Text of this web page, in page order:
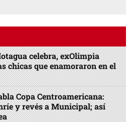
celebra, exOlimpia
chicas que enamoraron en el
Copa Centroamericana:
y revés a Municipal; así